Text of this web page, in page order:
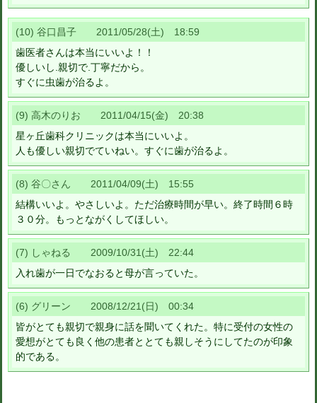
(10) 谷口昌子 2011/05/28(土) 18:59
歯医者さんは本当にいいよ！！
優しいし.親切で.丁寧だから。
すぐに虫歯が治るよ。
(9) 高木のりお 2011/04/15(金) 20:38
星ヶ丘歯科クリニックは本当にいいよ。
人も優しい親切でていねい。すぐに歯が治るよ。
(8) 谷〇さん 2011/04/09(土) 15:55
結構いいよ。やさしいよ。ただ治療時間が早い。終了時間６時
３０分。もっとながくしてほしい。
(7) しゃねる 2009/10/31(土) 22:44
入れ歯が一日でなおると母が言っていた。
(6) グリーン 2008/12/21(日) 00:34
皆がとても親切で親身に話を聞いてくれた。特に受付の女性の
愛想がとても良く他の患者ととても親しそうにしてたのが印象
的である。